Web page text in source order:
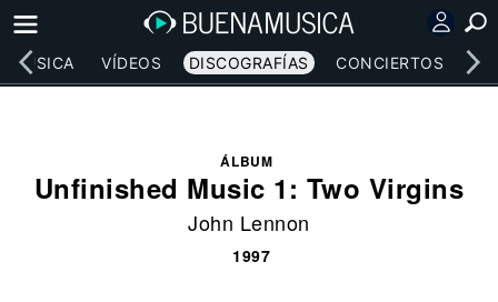
MÚSICA VÍDEOS DISCOGRAFÍAS CONCIERTOS
ÁLBUM
Unfinished Music 1: Two Virgins
John Lennon
1997